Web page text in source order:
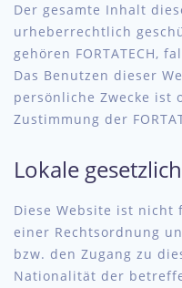
Der gesamte Inhalt
urheberrechtlich
gehören FORTATECH,
Das Benutzen dieser
persönliche Zwecke ist
Zustimmung der
Lokale
Diese Website ist nicht
einer Rechtsordnung
bzw. den Zugang zu
Nationalität der